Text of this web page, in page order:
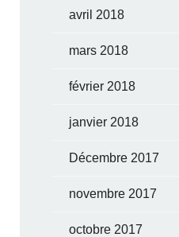
avril 2018
mars 2018
février 2018
janvier 2018
Décembre 2017
novembre 2017
octobre 2017